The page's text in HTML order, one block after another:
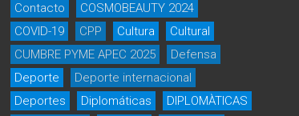
Contacto
COSMOBEAUTY 2024
COVID-19
CPP Cultura
Cultural
CUMBRE PYME APEC 2025
Defensa
Deporte
Deporte internacional
Deportes
Diplomáticas
DIPLOMÀTICAS